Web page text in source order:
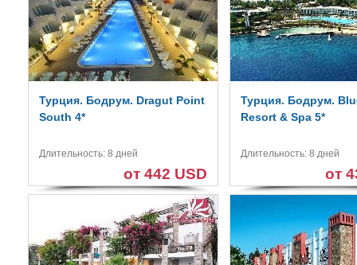
Турция. Бодрум. Dragut Point
South 4*
Длительность: 8 дней
от 442 USD
Турция. Бодрум.
Resort & Spa 5*
Длительность: 8 дней
от